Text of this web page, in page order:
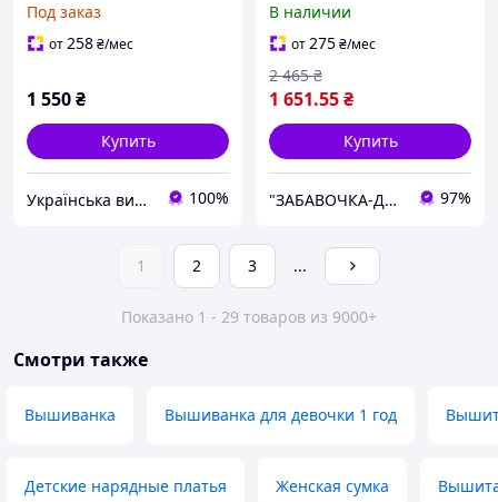
Под заказ
от258₴/мес
1 550₴
Купить
Українська вишиванка 100%
44-56 р-ры
В наличии
от275₴/мес
1 651.55₴
2 465 ₴
Купить
"ЗАБАВОЧКА-ДЕКОР" магазин, творча майстерня 97%
1 2 3 ...
Показано 1 - 29 товаров из 9000+
Смотри также
Вышиванка Вышиванка для девочки 1 год
Детские нарядные платья Женская сумка